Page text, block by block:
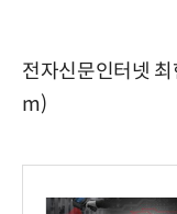
전자신문인터넷
m)